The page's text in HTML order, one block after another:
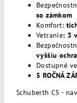
so zámkom
Komfort:
Vetranie: 3
vyššiu
Dostupné
5 ROČNÁ
Schuberth C5 -